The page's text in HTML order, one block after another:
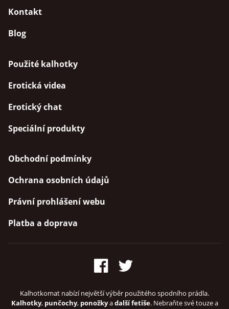
Kontakt
Blog
Použité kalhotky
Erotická videa
Erotický chat
Speciální produkty
Obchodní podmínky
Ochrana osobních údajů
Právní prohlášení webu
Platba a doprava
Kalhotkomat nabízí největší výběr použitého spodního prádla.
Kalhotky, punčochy, ponožkyadalší fetiše. Nebraňte své touze a